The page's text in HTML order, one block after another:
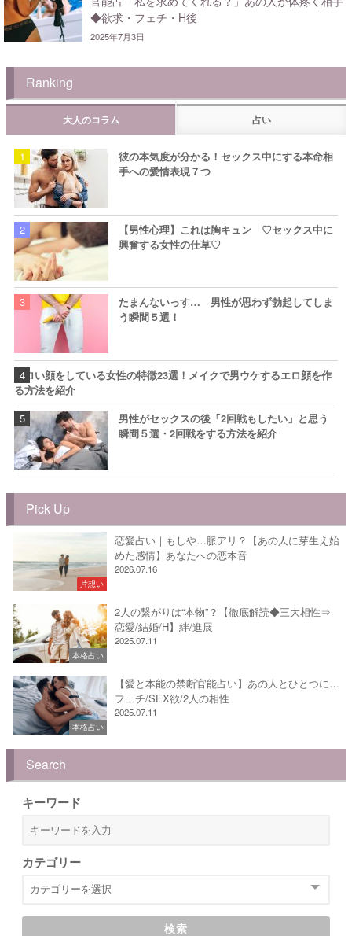
◆欲求・フェチ・H後
2025年7月3日
Ranking
大人のコラム 占い
彼の本気度が分かる！セックス中にする本命相
手への愛情表現７つ
【男性心理】これは胸キュン ♡セックス中に
興奮する女性の仕草♡
たまんないっす… 男性が思わず勃起してしま
う瞬間５選！
エロい顔をしている女性の特徴23選！メイクで男ウケするエロ顔を作
る方法を紹介
男性がセックスの後「2回戦もしたい」と思う
瞬間５選・2回戦をする方法を紹介
Pick Up
片想い
恋愛占い｜もしや…脈アリ？【あの人に芽生え始
めた感情】あなたへの恋本音
2026.07.16
本格占い
2人の繋がりは“本物”？【徹底解読◆三大相性⇒
恋愛/結婚/H】絆/進展
2025.07.11
本格占い
【愛と本能の禁断官能占い】あの人とひとつに…
フェチ/SEX欲/2人の相性
2025.07.11
Search
キーワード
カテゴリー
検索